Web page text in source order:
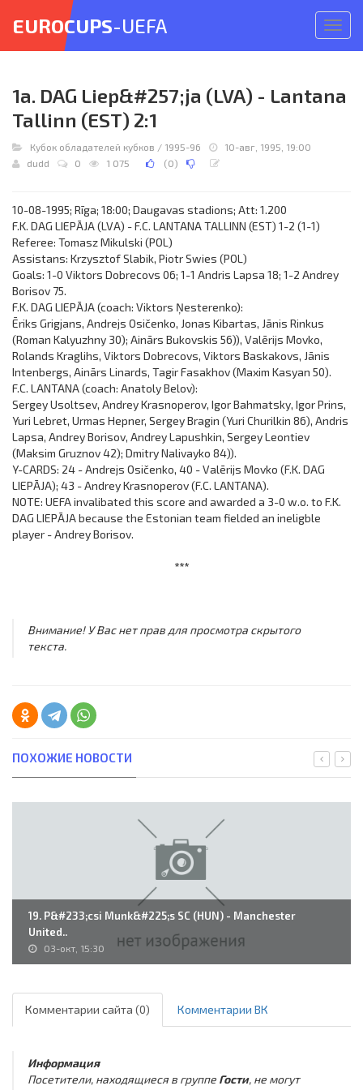
меню
EUROCUPS-UEFA
1a. DAG Liep&#257;ja (LVA) - Lantana
Tallinn (EST) 2:1
Кубок обладателей кубков / 1995-96
10-авг, 1995, 19:00
dudd
0 1 075 (0)
10-08-1995; Rīga; 18:00; Daugavas stadions; Att: 1.200
F.K. DAG LIEPĀJA (LVA) - F.C. LANTANA TALLINN (EST) 1-2 (1-1)
Referee: Tomasz Mikulski (POL)
Assistans: Krzysztof Slabik, Piotr Swies (POL)
Goals: 1-0 Viktors Dobrecovs 06; 1-1 Andris Lapsa 18; 1-2 Andrey
Borisov 75.
F.K. DAG LIEPĀJA (coach: Viktors Ņesterenko):
Ēriks Grigjans, Andrejs Osičenko, Jonas Kibartas, Jānis Rinkus
(Roman Kalyuzhny 30); Ainārs Bukovskis 56)), Valērijs Movko,
Rolands Kraglihs, Viktors Dobrecovs, Viktors Baskakovs, Jānis
Intenbergs, Ainārs Linards, Tagir Fasakhov (Maxim Kasyan 50).
F.C. LANTANA (coach: Anatoly Belov):
Sergey Usoltsev, Andrey Krasnoperov, Igor Bahmatsky, Igor Prins,
Yuri Lebret, Urmas Hepner, Sergey Bragin (Yuri Churilkin 86), Andris
Lapsa, Andrey Borisov, Andrey Lapushkin, Sergey Leontiev
(Maksim Gruznov 42); Dmitry Nalivayko 84)).
Y-CARDS: 24 - Andrejs Osičenko, 40 - Valērijs Movko (F.K. DAG
LIEPĀJA); 43 - Andrey Krasnoperov (F.C. LANTANA).
NOTE: UEFA invalibated this score and awarded a 3-0 w.o. to F.K.
DAG LIEPĀJA because the Estonian team fielded an ineligble
player - Andrey Borisov.
***
Внимание! У Вас нет прав для просмотра скрытого
текста.
ПОХОЖИЕ НОВОСТИ
19. P&#233;csi Munk&#225;s SC (HUN) - Manchester
United..
03-окт, 15:30
Комментарии сайта (0) Комментарии ВК
Информация
Посетители, находящиеся в группе Гости, не могут